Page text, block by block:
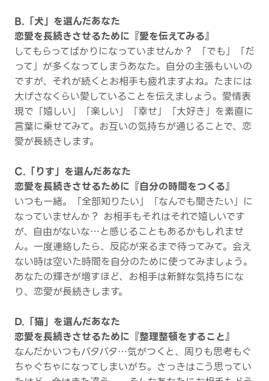
B.「犬」を選んだあなた
恋愛を長続きさせるために『愛を伝えてみる』
してもらってばかりになっていませんか？ 「でも」「だ
って」が多くなってしまうあなた。自分の主張もいいの
ですが、それが続くとお相手も疲れますよね。たまには
大げさなくらい愛していることを伝えましょう。愛情表
現で「嬉しい」「楽しい」「幸せ」「大好き」を素直に
言葉に乗せてみて。お互いの気持ちが通じることで、恋
愛が長続きします。
C.「りす」を選んだあなた
恋愛を長続きさせるために『自分の時間をつくる』
いつも一緒。「全部知りたい」「なんでも聞きたい」に
なっていませんか？ お相手もそれはそれで嬉しいです
が、自由がないな…と感じることもあるかもしれませ
ん。一度連絡したら、反応が来るまで待ってみて。会え
ない時は空いた時間を自分のために使ってみましょう。
あなたの輝きが増すほど、お相手は新鮮な気持ちにな
り、恋愛が長続きします。
D.「猫」を選んだあなた
恋愛を長続きさせるために『整理整頓をすること』
なんだかいつもバタバタ…気がつくと、周りも思考もぐ
ちゃぐちゃになってしまいがち。さっきはこう思ってい